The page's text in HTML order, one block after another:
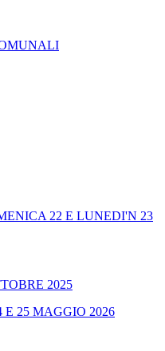
22 E LUNEDI'N 23
2025
25 MAGGIO 2026